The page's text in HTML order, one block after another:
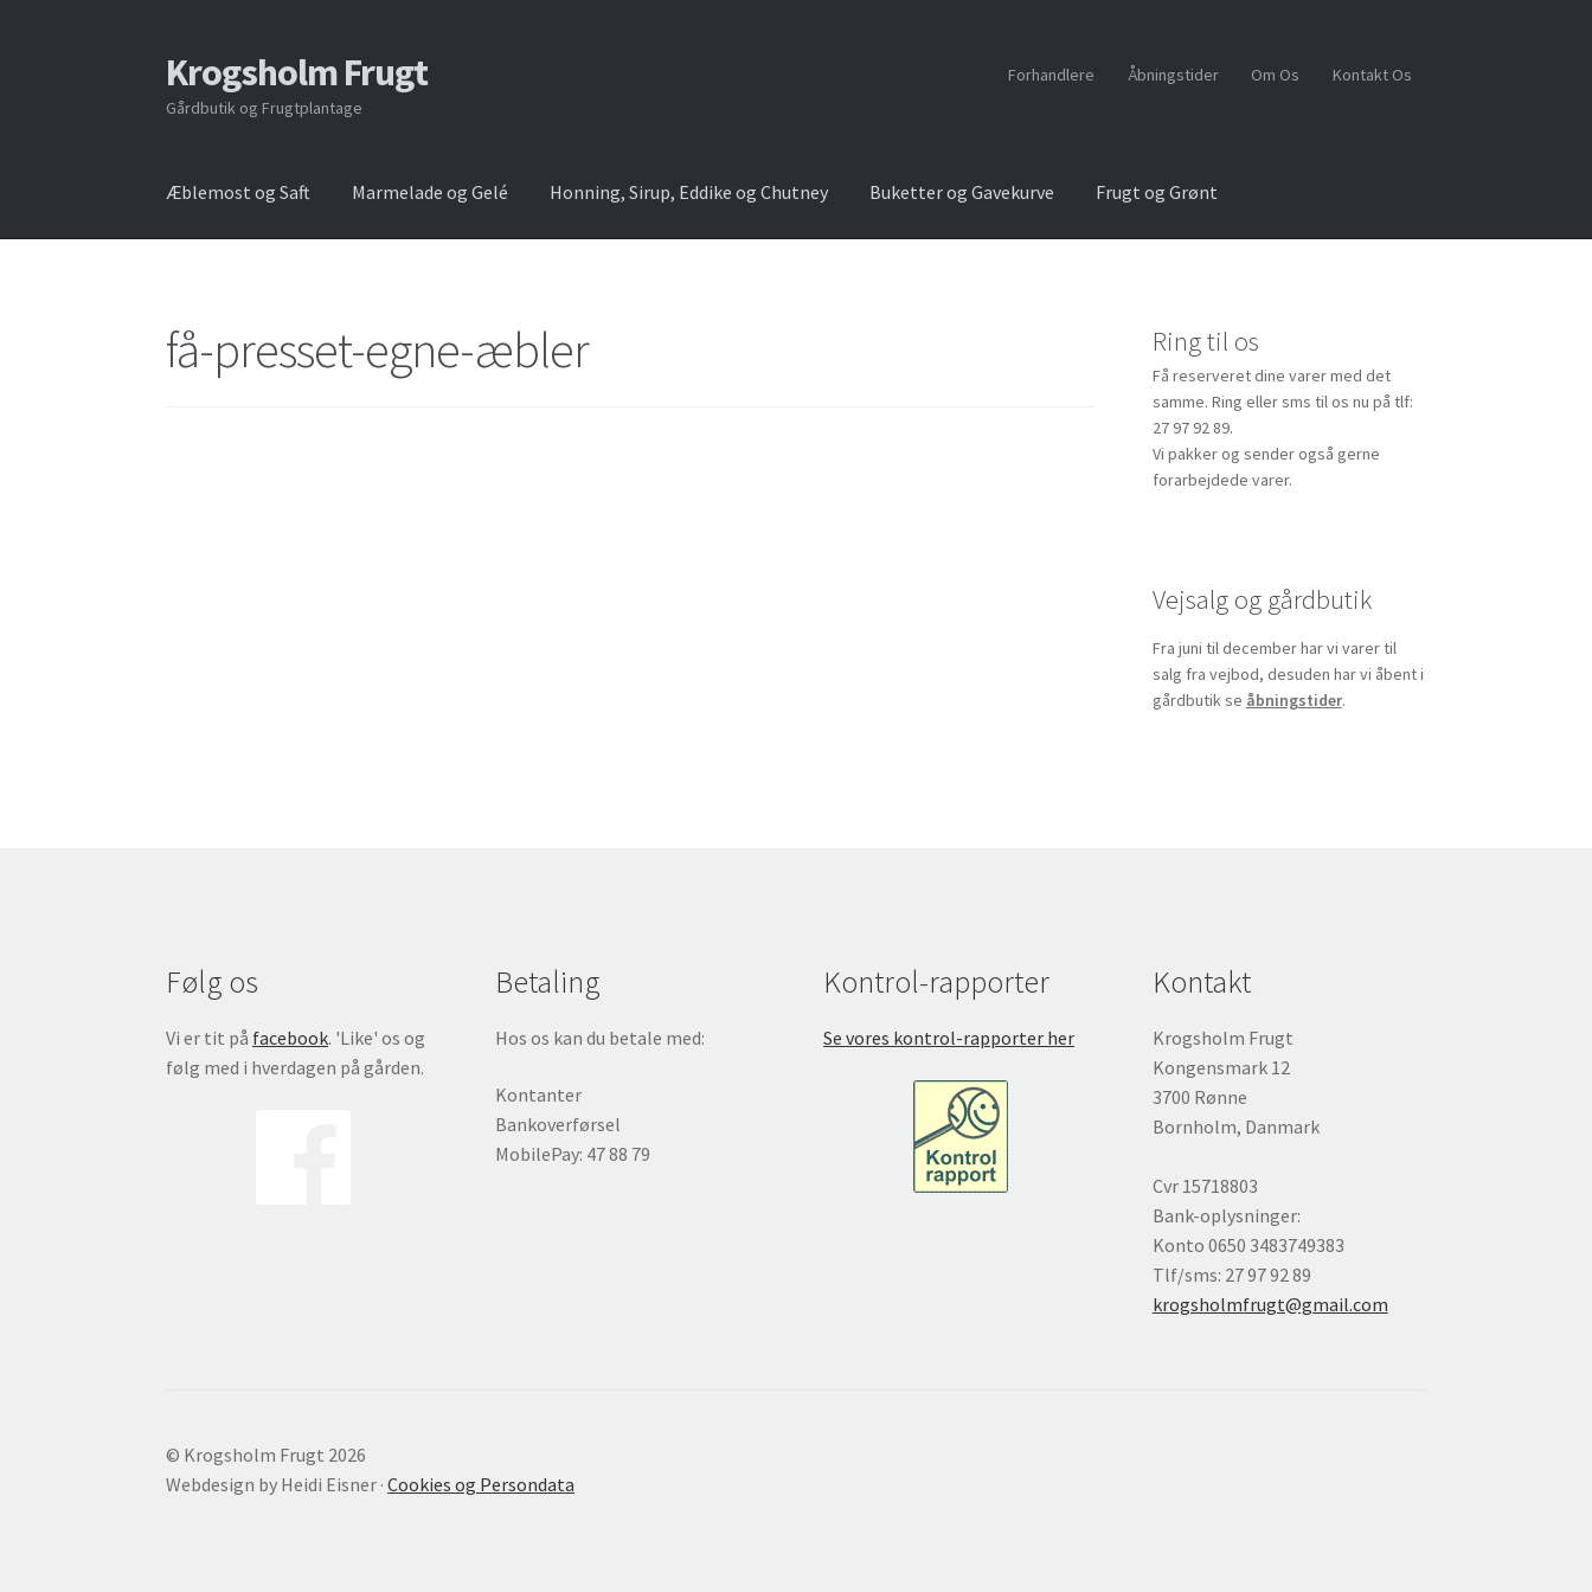
Spring
til
navigation
Spring
til
indhold
Krogs​holm Frugt
Gårdbutik og Frugtplantage
Forhandlere Åbningstider Om Os Kontakt Os
Æblemost og Saft Marmelade og Gelé Honning, Sirup, Eddike og Chutney Buketter og Gavekurve Frugt og Grønt
få-presset-egne-æbler Ring til os
Få reserveret dine varer med det
samme. Ring eller sms til os nu på tlf:
27 97 92 89.
Vi pakker og sender også gerne
forarbejdede varer.
Vejsalg og gårdbutik
Fra juni til december har vi varer til
salg fra vejbod, desuden har vi åbent i
gårdbutik se åbningstider.
Følg os
Vi er tit på facebook. 'Like' os og
følg med i hverdagen på gården.
Betaling
Hos os kan du betale med:
Kontanter
Bankoverførsel
MobilePay: 47 88 79
Kontrol-rapporter
Se vores kontrol-rapporter her
Kontakt
Krogsholm Frugt
Kongensmark 12
3700 Rønne
Bornholm, Danmark
Cvr 15718803
Bank-oplysninger:
Konto 0650 3483749383
Tlf/sms: 27 97 92 89
krogsholmfrugt@gmail.com
© Krogs​holm Frugt 2026
Webdesign by Heidi Eisner ·Cookies og Persondata